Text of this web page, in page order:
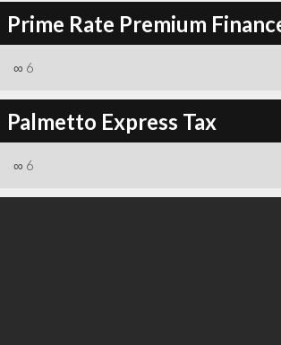
Prime Rate Premium
∞ 6
Palmetto Express Tax
∞ 6